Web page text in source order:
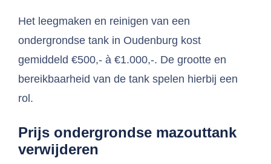
Het leegmaken en reinigen van een
ondergrondse tank in Oudenburg kost
gemiddeld €500,- à €1.000,-. De grootte en
bereikbaarheid van de tank spelen hierbij een
rol.
Prijs ondergrondse mazouttank
verwijderen